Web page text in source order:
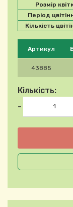
Будь ласка,
Артикул
43885
Кількість:
-
Розмір
Період
Кількість